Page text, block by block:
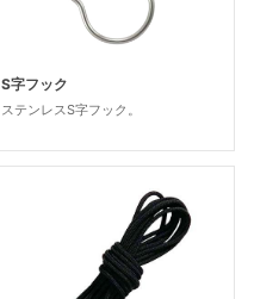
S字フック
ステンレスS字フック。